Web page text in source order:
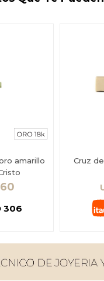
amarillo
306
Cruz